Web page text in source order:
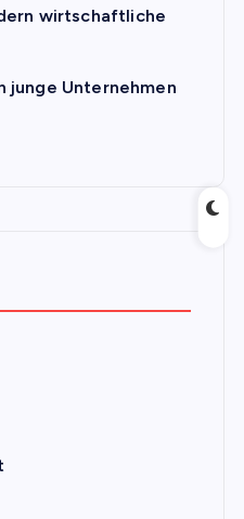
wirtschaftliche
junge Unternehmen